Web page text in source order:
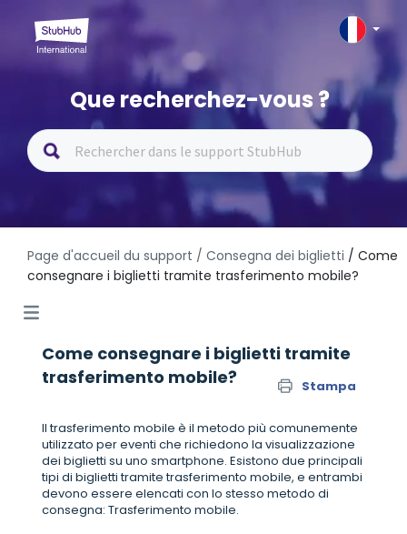
Que recherchez-vous ?
Page d'accueil du support / Consegna dei biglietti / Come
consegnare i biglietti tramite trasferimento mobile?
Come consegnare i biglietti tramite
trasferimento mobile?
Stampa
Il trasferimento mobile è il metodo più comunemente
utilizzato per eventi che richiedono la visualizzazione
dei biglietti su uno smartphone. Esistono due principali
tipi di biglietti tramite trasferimento mobile, e entrambi
devono essere elencati con lo stesso metodo di
consegna: Trasferimento mobile.